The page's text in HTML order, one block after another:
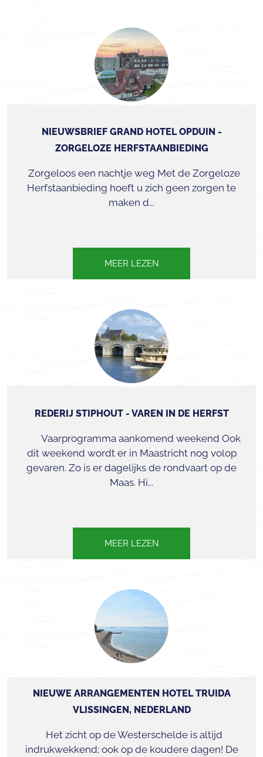
NIEUWSBRIEF GRAND HOTEL OPDUIN -
ZORGELOZE HERFSTAANBIEDING
Zorgeloos een nachtje weg Met de Zorgeloze
Herfstaanbieding hoeft u zich geen zorgen te
maken d...
MEER LEZEN
REDERIJ STIPHOUT - VAREN IN DE HERFST
Vaarprogramma aankomend weekend Ook
dit weekend wordt er in Maastricht nog volop
gevaren. Zo is er dagelijks de rondvaart op de
Maas. Hi...
MEER LEZEN
NIEUWE ARRANGEMENTEN HOTEL TRUIDA
VLISSINGEN, NEDERLAND
Het zicht op de Westerschelde is altijd
indrukwekkend; ook op de koudere dagen! De